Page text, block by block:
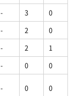
- 3
0
- 2
0
- 2
1
- 0 0
- 0 0